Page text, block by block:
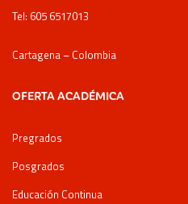
Tel: 605 6517013
Cartagena – Colombia
OFERTA ACADÉMICA
Pregrados
Posgrados
Educación Continua